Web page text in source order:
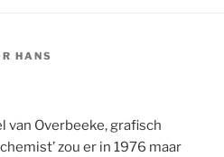
HANS
van Overbeeke, grafisch
zou er in 1976 maar